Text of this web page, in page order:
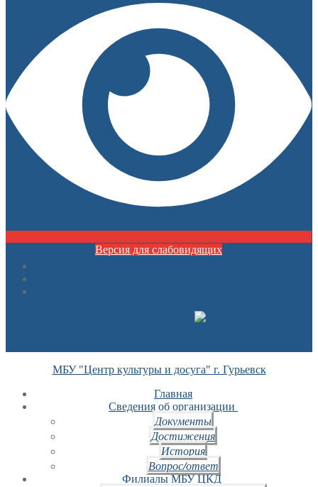
Версия для слабовидящих
МБУ "Центр культуры и досуга" г. Гурьевск
Главная
Сведения об организации
Документы
Достижения
История
Вопрос/ответ
Филиалы МБУ ЦКД